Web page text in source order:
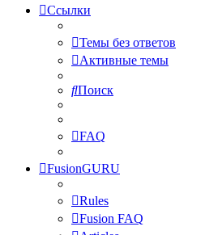
Ссылки
Темы без ответов
Активные темы
Поиск
FAQ
FusionGURU
Rules
Fusion FAQ